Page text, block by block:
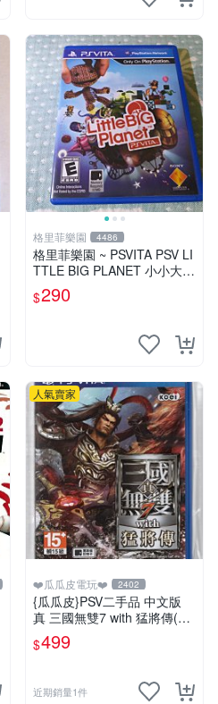
格里菲樂園 4486
格里菲樂園 ~ PSVITA PSV LI
TTLE BIG PLANET 小小大星
球 美版
$290
人氣賣家
❤️瓜瓜皮電玩❤️ 2402
{瓜瓜皮}PSV二手品 中文版
真 三國無雙7 with 猛將傳(遊
戲都能回收)
$499
近期銷量1件